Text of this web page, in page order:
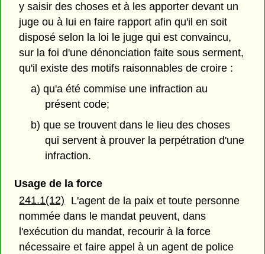
y saisir des choses et à les apporter devant un
juge ou à lui en faire rapport afin qu'il en soit
disposé selon la loi le juge qui est convaincu,
sur la foi d'une dénonciation faite sous serment,
qu'il existe des motifs raisonnables de croire :
a) qu'a été commise une infraction au
présent code;
b) que se trouvent dans le lieu des choses
qui servent à prouver la perpétration d'une
infraction.
Usage de la force
241.1(12)
L'agent de la paix et toute personne
nommée dans le mandat peuvent, dans
l'exécution du mandat, recourir à la force
nécessaire et faire appel à un agent de police